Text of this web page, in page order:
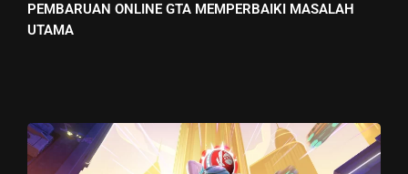
PEMBARUAN ONLINE GTA MEMPERBAIKI MASALAH
UTAMA